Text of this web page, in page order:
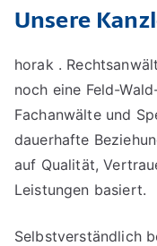
Unsere
horak .
noch eine Feld-
Fachanwälte und
dauerhafte
auf Qualität,
Leistungen basiert.
Selbstverständlich